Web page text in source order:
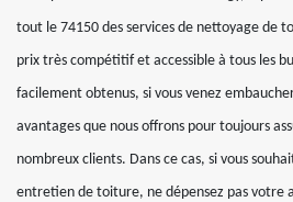
tout le 74150 des services de nettoyage de
prix très compétitif et accessible à tous les
facilement obtenus, si vous venez
avantages que nous offrons pour toujours
nombreux clients. Dans ce cas, si vous
entretien de toiture, ne dépensez pas votre